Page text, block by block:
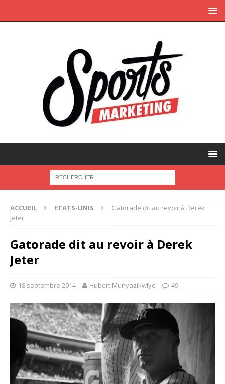
ACCUEIL ETATS-UNIS
Gatorade dit au revoir à Derek
Jeter
Gatorade dit au revoir à Derek
Jeter
18 septembre 2014 Hubert Munyazikwiye 49